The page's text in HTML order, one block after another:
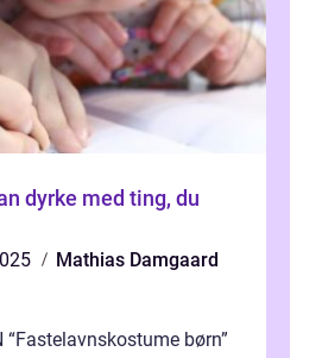
dyrke med ting, du
Mathias Damgaard
“Fastelavnskostume børn”